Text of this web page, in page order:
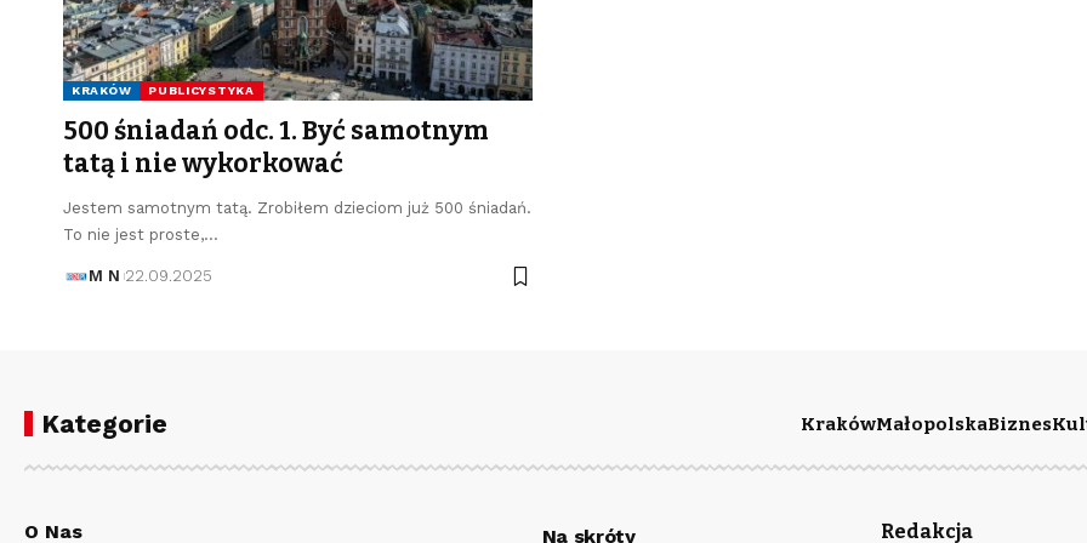
KRAKÓW PUBLICYSTYKA
500 śniadań odc. 1. Być samotnym
tatą i nie wykorkować
Jestem samotnym tatą. Zrobiłem dzieciom już 500 śniadań.
To nie jest proste,…
M N 22.09.2025
Kategorie KrakówMałopolskaBiznes
O Nas Na skróty Redakcja